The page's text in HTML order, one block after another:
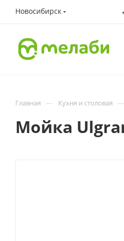
Новосибирск
Главная — Кухня и столовая —
Мойка